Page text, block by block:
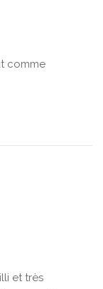
comme
et très